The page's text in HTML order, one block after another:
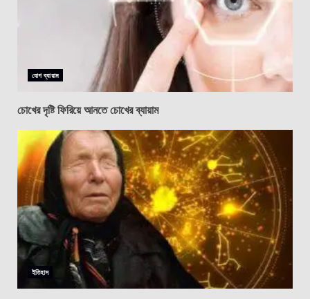
যোগ ব্যায়াম
চোখের দৃষ্টি ফিরিয়ে আনতে চোখের ব্যায়াম
ইতিহাস